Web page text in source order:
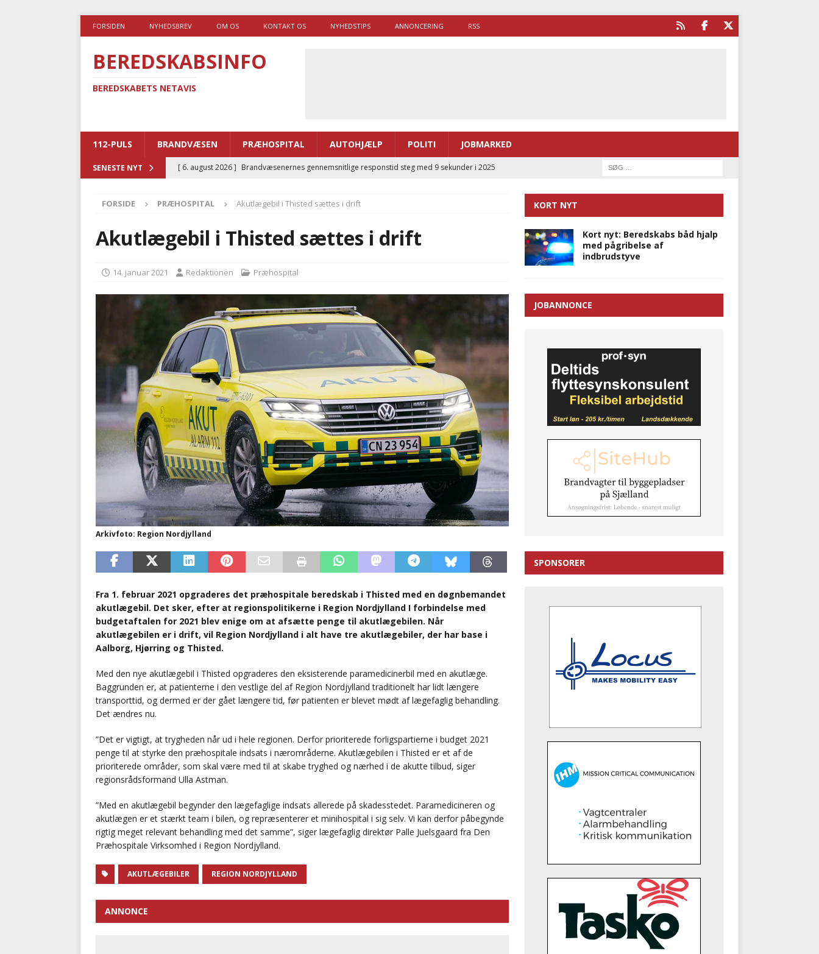
FORSIDEN NYHEDSBREV OM OS KONTAKT OS NYHEDSTIPS ANNONCERING RSS
BEREDSKABSINFO
BEREDSKABETS NETAVIS
112-PULS BRANDVÆSEN PRÆHOSPITAL AUTOHJÆLP POLITI JOBMARKED
SENESTE NYT [ 6. august 2026 ] Brandvæsenernes gennemsnitlige responstid steg med 9 sekunder i 2025
[ 5. august 2026 ] Advarer: Udløb af sygetransporttilladelser kan sende 400.000 kørsler over
i det offentlige
PRÆHOSPITAL
[ 4. august 2026 ]
Brandvæsenerne brugte lidt længere tid på at komme af sted i 2025
[ 7. august 2026 ] Branche kræver at beskyttelseskøretøjer bliver lovpligtige ved arbejde i
nødsporet
AUTOHJÆLP
FORSIDE PRÆHOSPITAL Akutlægebil i Thisted sættes i drift
Akutlægebil i Thisted sættes i drift
14. januar 2021 Redaktionen Præhospital
Arkivfoto: Region Nordjylland
Fra 1. februar 2021 opgraderes det præhospitale beredskab i Thisted med en døgnbemandet
akutlægebil. Det sker, efter at regionspolitikerne i Region Nordjylland I forbindelse med
budgetaftalen for 2021 blev enige om at afsætte penge til akutlægebilen. Når
akutlægebilen er i drift, vil Region Nordjylland i alt have tre akutlægebiler, der har base i
Aalborg, Hjørring og Thisted.
Med den nye akutlægebil i Thisted opgraderes den eksisterende paramedicinerbil med en akutlæge.
Baggrunden er, at patienterne i den vestlige del af Region Nordjylland traditionelt har lidt længere
transporttid, og dermed er der gået længere tid, før patienten er blevet mødt af lægefaglig behandling.
Det ændres nu.
”Det er vigtigt, at trygheden når ud i hele regionen. Derfor prioriterede forligspartierne i budget 2021
penge til at styrke den præhospitale indsats i nærområderne. Akutlægebilen i Thisted er et af de
prioriterede områder, som skal være med til at skabe tryghed og nærhed i de akutte tilbud, siger
regionsrådsformand Ulla Astman.
”Med en akutlægebil begynder den lægefaglige indsats allerede på skadesstedet. Paramedicineren og
akutlægen er et stærkt team i bilen, og repræsenterer et minihospital i sig selv. Vi kan derfor påbegynde
rigtig meget relevant behandling med det samme”, siger lægefaglig direktør Palle Juelsgaard fra Den
Præhospitale Virksomhed i Region Nordjylland.
AKUTLÆGEBILER REGION NORDJYLLAND
ANNONCE
KORT NYT
Kort nyt: Beredskabs båd hjalp
med pågribelse af
indbrudstyve
JOBANNONCE
SPONSORER